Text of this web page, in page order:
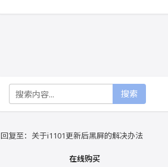
搜索
回复至：关于i1101更新后黑屏的解决办法
在线购买